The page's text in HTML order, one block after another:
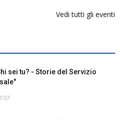
Vedi tutti gli eventi
sei tu? - Storie del Servizio